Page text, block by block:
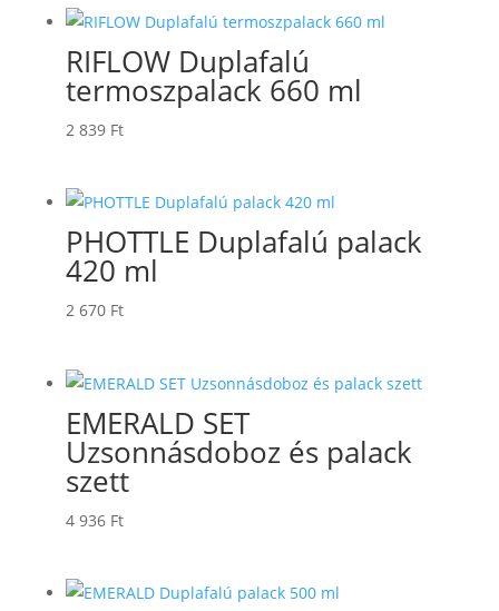
RIFLOW Duplafalú
termoszpalack 660 ml
2 839 Ft
PHOTTLE Duplafalú palack
420 ml
2 670 Ft
EMERALD SET
Uzsonnásdoboz és palack
szett
4 936 Ft